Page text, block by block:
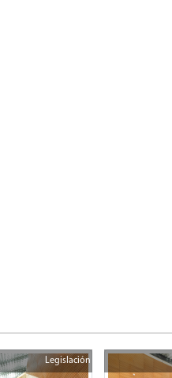
Legislación